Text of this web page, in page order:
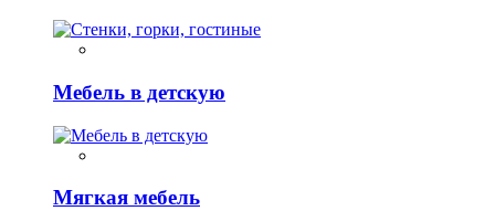
Мебель в детскую
Мягкая мебель